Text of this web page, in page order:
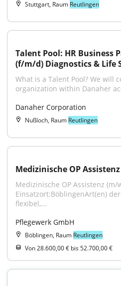
Stuttgart, Raum Reutlingen
Talent Pool: HR Business
(f/m/d) Diagnostics & Life
What is a Talent Pool? We will
organization within Danaher
Danaher Corporation
Nußloch, Raum Reutlingen
Medizinische OP
Medizinische OP Assistenz (m/
Einsatzort:BöblingenArt(en)
flexibel,...
Pflegewerk GmbH
Böblingen, Raum Reutlingen
Von 28.600,00 € bis 52.700,00 €